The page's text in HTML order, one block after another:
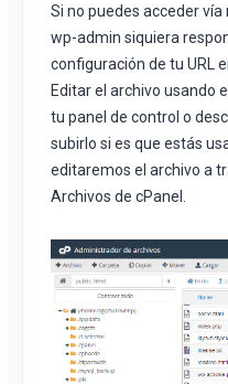
Si no puedes acceder
wp-admin siquiera
configuración de tu URL
Editar el archivo usando
tu panel de control o
subirlo si es que estás
editaremos el archivo a
Archivos de cPanel.